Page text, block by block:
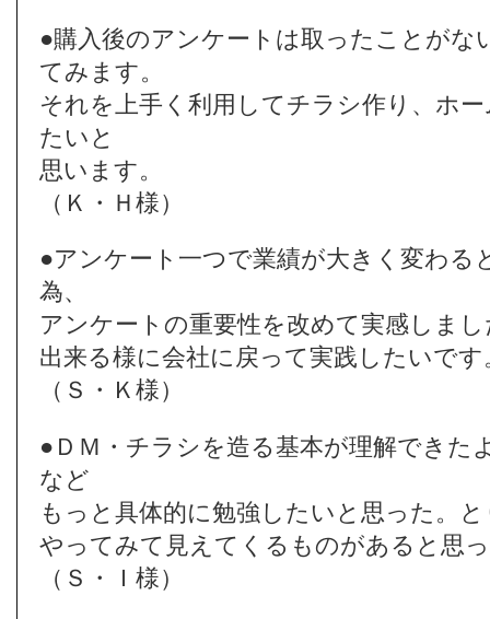
●購入後のアンケートは取ったことがな
てみます。
それを上手く利用してチラシ作り、ホ
たいと
思います。
（Ｋ・Ｈ様）
●アンケート一つで業績が大きく変わる
為、
アンケートの重要性を改めて実感しま
出来る様に会社に戻って実践したいです
（Ｓ・Ｋ様）
●ＤＭ・チラシを造る基本が理解できた
など
もっと具体的に勉強したいと思った。
やってみて見えてくるものがあると思
（Ｓ・Ｉ様）